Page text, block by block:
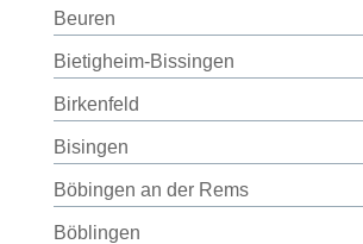
Beuren
Bietigheim-Bissingen
Birkenfeld
Bisingen
Böbingen an der Rems
Böblingen